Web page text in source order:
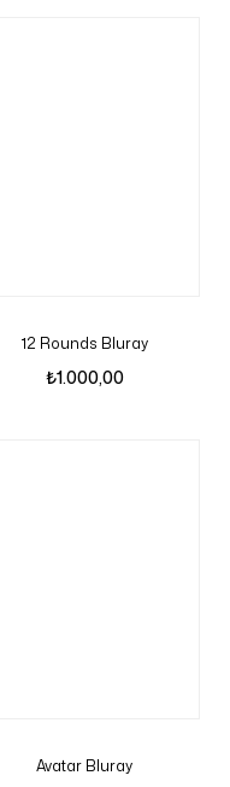
12 Rounds Bluray
₺1.000,00
Avatar Bluray